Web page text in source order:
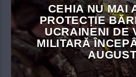
CEHIA NU MAI
PROTECȚIE
UCRAINENI DE
MILITARĂ